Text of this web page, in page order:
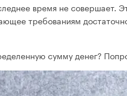
время не
требованиям
сумму денег?